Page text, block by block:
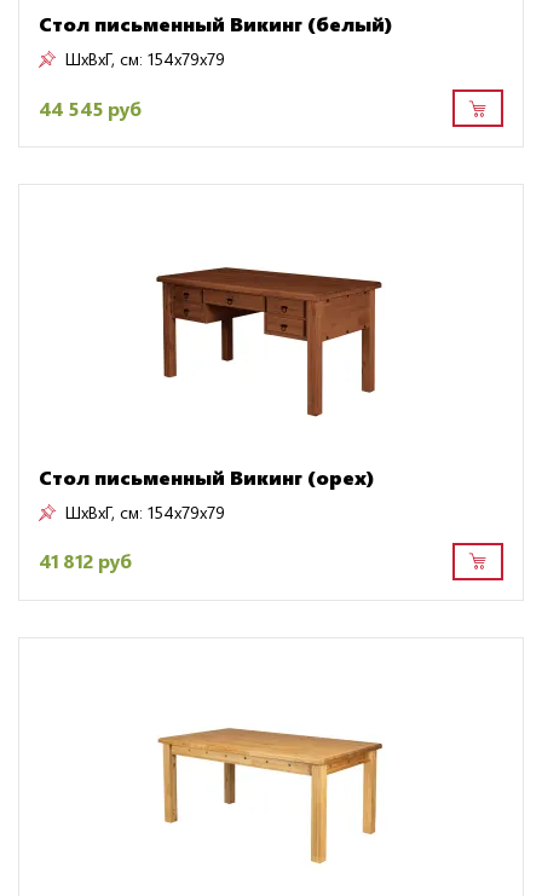
Стол письменный Викинг (белый)
ШxВxГ, см: 154x79x79
44 545 руб
Стол письменный Викинг (орех)
ШxВxГ, см: 154x79x79
41 812 руб